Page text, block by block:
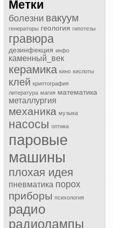
Метки
болезни вакуум
генераторы геология гипотезы
гравюра
дезинфекция инфо
каменный_век
керамика кино кислоты
клей криптография
литература магия математика
металлургия
механика музыка
насосы оптика
паровые
машины
плохая идея
пневматика порох
приборы психология
радио
радиолампы